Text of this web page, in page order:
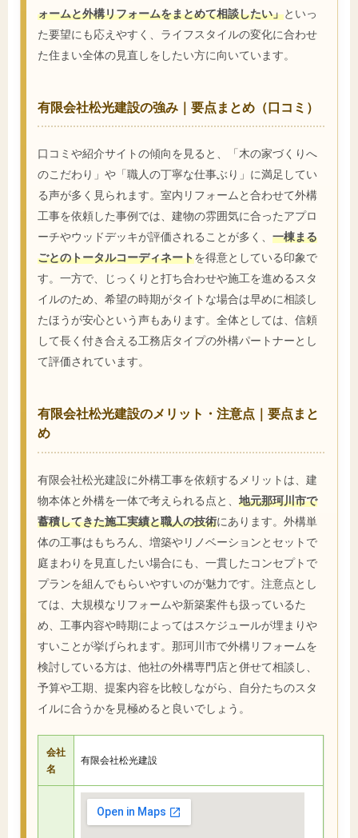
ォームと外構リフォームをまとめて相談したい」といっ
た要望にも応えやすく、ライフスタイルの変化に合わせ
た住まい全体の見直しをしたい方に向いています。
有限会社松光建設の強み｜要点まとめ（口コミ）
口コミや紹介サイトの傾向を見ると、「木の家づくりへ
のこだわり」や「職人の丁寧な仕事ぶり」に満足してい
る声が多く見られます。室内リフォームと合わせて外構
工事を依頼した事例では、建物の雰囲気に合ったアプロ
ーチやウッドデッキが評価されることが多く、 一棟まる
ごとのトータルコーディネートを得意としている印象で
す。一方で、じっくりと打ち合わせや施工を進めるスタ
イルのため、希望の時期がタイトな場合は早めに相談し
たほうが安心という声もあります。全体としては、信頼
して長く付き合える工務店タイプの外構パートナーとし
て評価されています。
有限会社松光建設のメリット・注意点｜要点まと
め
有限会社松光建設に外構工事を依頼するメリットは、建
物本体と外構を一体で考えられる点と、 地元那珂川市で
蓄積してきた施工実績と職人の技術にあります。外構単
体の工事はもちろん、増築やリノベーションとセットで
庭まわりを見直したい場合にも、一貫したコンセプトで
プランを組んでもらいやすいのが魅力です。注意点とし
ては、大規模なリフォームや新築案件も扱っているた
め、工事内容や時期によってはスケジュールが埋まりや
すいことが挙げられます。那珂川市で外構リフォームを
検討している方は、他社の外構専門店と併せて相談し、
予算や工期、提案内容を比較しながら、自分たちのスタ
イルに合うかを見極めると良いでしょう。
会社
名
有限会社松光建設